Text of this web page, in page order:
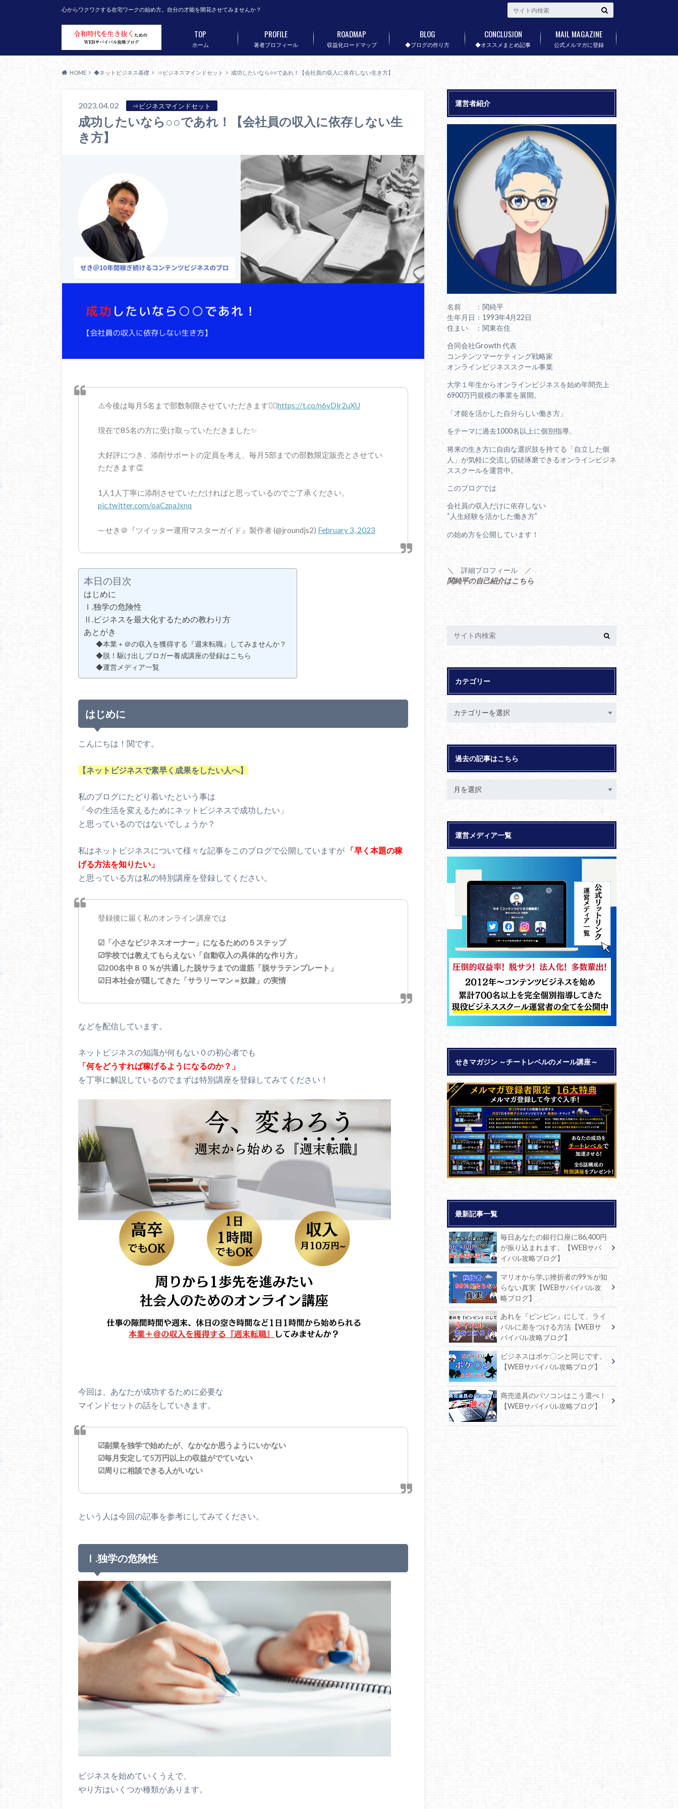
心からワクワクする在宅ワークの始め方。自分の才能を開花させてみませんか？
ホーム
TOP
著者プロフィール
PROFILE
収益化ロードマップ
ROADMAP
◆ブログの作り方
BLOG
◆オススメまとめ記事
CONCLUSION
公式メルマガに登録
MAIL MAGAZINE
HOME ◆ネットビジネス基礎 ⇒ビジネスマインドセット 成功したいなら○○であれ！【会社員の収入に依存しない生き方】
2023.04.02 ⇒ビジネスマインドセット
成功したいなら○○であれ！【会社員の収入に依存しない生
き方】
⚠️今後は毎月5名まで部数制限させていただきます🙇‍♂️https://t.co/n6vDlr2uXU
現在で85名の方に受け取っていただきました✨
大好評につき、添削サポートの定員を考え、毎月5部までの部数限定販売とさせてい
ただきます👏
1人1人丁寧に添削させていただければと思っているのでご了承ください。
pic.twitter.com/oaCzpaJxnq
— せき＠『ツイッター運用マスターガイド』製作者 (@jroundjs2) February 3, 2023
本日の目次
はじめに
Ⅰ.独学の危険性
Ⅱ.ビジネスを最大化するための教わり方
あとがき
◆本業＋＠の収入を獲得する『週末転職』してみませんか？
◆脱！駆け出しブロガー養成講座の登録はこちら
◆運営メディア一覧
はじめに
こんにちは！関です。
【ネットビジネスで素早く成果をしたい人へ】
私のブログにたどり着いたという事は
「今の生活を変えるためにネットビジネスで成功したい」
と思っているのではないでしょうか？
私はネットビジネスについて様々な記事をこのブログで公開していますが
「早く本題の稼
げる方法を知りたい」
と思っている方は私の特別講座を登録してください。
登録後に届く私のオンライン講座では
☑「小さなビジネスオーナー」になるための５ステップ
☑学校では教えてもらえない「自動収入の具体的な作り方」
☑200名中８０％が共通した脱サラまでの道筋「脱サラテンプレート」
☑日本社会が隠してきた「サラリーマン＝奴隷」の実情
などを配信しています。
ネットビジネスの知識が何もない０の初心者でも
「何をどうすれば稼げるようになるのか？」
を丁寧に解説しているのでまずは特別講座を登録してみてください！
今回は、あなたが成功するために必要な
マインドセットの話をしていきます。
☑副業を独学で始めたが、なかなか思うようにいかない
☑毎月安定して5万円以上の収益がでていない
☑周りに相談できる人がいない
という人は今回の記事を参考にしてみてください。
Ⅰ.独学の危険性
ビジネスを始めていくうえで、
やり方はいくつか種類があります。
運営者紹介
名前 ：関純平
生年月日：1993年4月22日
住まい ：関東在住
合同会社Growth 代表
コンテンツマーケティング戦略家
オンラインビジネススクール事業
大学１年生からオンラインビジネスを始め年間売上
6900万円規模の事業を展開。
「才能を活かした自分らしい働き方」
をテーマに過去1000名以上に個別指導。
将来の生き方に自由な選択肢を持てる「自立した個
人」が気軽に交流し切磋琢磨できるオンラインビジネ
ススクールを運営中。
このブログでは
会社員の収入だけに依存しない
“人生経験を活かした働き方”
の始め方を公開しています！
＼ 詳細プロフィール ／
関純平の自己紹介はこちら
カテゴリー
過去の記事はこちら
運営メディア一覧
せきマガジン ～チートレベルのメール講座～
最新記事一覧
毎日あなたの銀行口座に86,400円
が振り込まれます。【WEBサバ
イバル攻略ブログ】
マリオから学ぶ挫折者の99％が知
らない真実【WEBサバイバル攻
略ブログ】
あれを『ビンビン』にして、ライ
バルに差をつける方法【WEBサ
バイバル攻略ブログ】
ビジネスはポケ〇ンと同じです。
【WEBサバイバル攻略ブログ】
商売道具のパソコンはこう選べ！
【WEBサバイバル攻略ブログ】